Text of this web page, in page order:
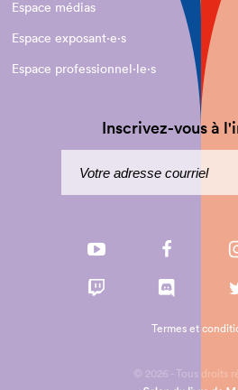
Espace médias
Espace exposant·e⋅s
Espace professionnel·le⋅s
Inscrivez-vous à
© 2026 - Tous droits
Termes et